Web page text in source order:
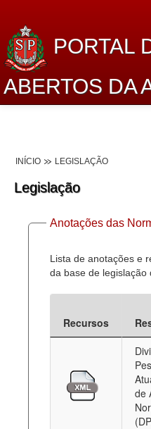
PORTAL
ABERTOS DA
Dados Abertos Alesp
Lei de Acesso à Informação
Dados Governamentais
Planejamento
Deputados Estaduais
Legislação
INÍCIO LEGISLAÇÃO
Legislação
Anotações das
Lista de anotações e
da base de legislação
Recursos
de